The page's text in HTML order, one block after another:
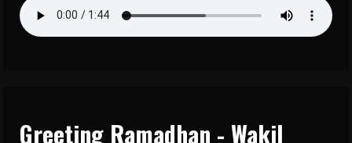
Greeting Ramadhan - Wakil